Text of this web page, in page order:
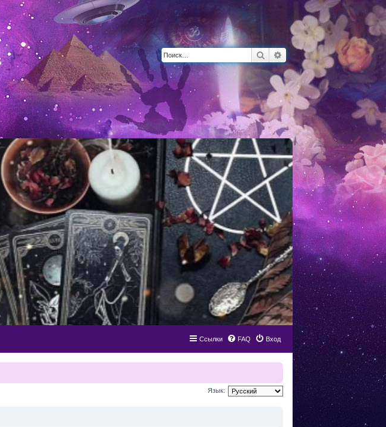
Поиск Расширенный поиск
Вход
FAQ
Ссылки
Язык: